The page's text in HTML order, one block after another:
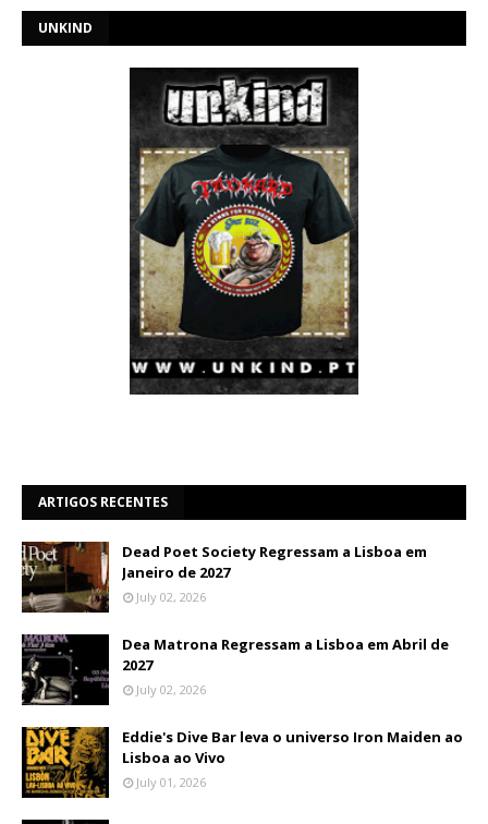
UNKIND
ARTIGOS RECENTES
Dead Poet Society Regressam a Lisboa em
Janeiro de 2027
July 02, 2026
Dea Matrona Regressam a Lisboa em Abril de
2027
July 02, 2026
Eddie's Dive Bar leva o universo Iron Maiden ao
Lisboa ao Vivo
July 01, 2026